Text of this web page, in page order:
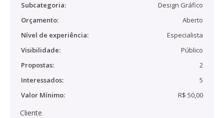
Subcategoria:
Design Gráfico
Orçamento:
Aberto
Nível de experiência:
Especialista
Visibilidade:
Público
Propostas:
2
Interessados:
5
Valor Mínimo:
R$ 50,00
Cliente